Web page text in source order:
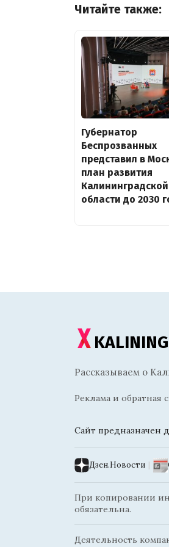
Читайте также:
Губернатор
Беспрозванных
представил в
план развития
Калининградской
области до 2030
Рассказываем о
Реклама и обратная
Сайт предназначен
Дзен.Новости |
При копировании
обязательна.
Деятельность